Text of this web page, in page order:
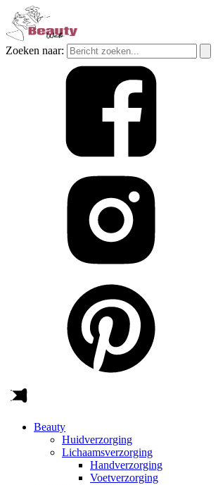
Zoeken naar:
Beauty
Huidverzorging
Lichaamsverzorging
Handverzorging
Voetverzorging